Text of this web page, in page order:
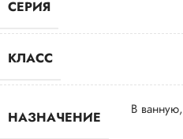
СЕРИЯ
КЛАСС
НАЗНАЧЕНИЕ В ванную,